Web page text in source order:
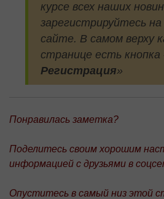
курсе всех наших
зарегистрируйтесь
сайте. В самом верху
странице есть кнопка
Регистрация»
Понравилась заметка?
Поделитесь своим хорошим
информацией с друзьями в
Опуститесь в самый низ этой